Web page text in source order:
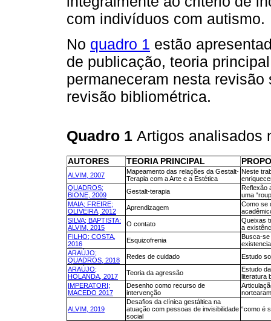
com indivíduos com autismo.
No quadro 1 estão
de publicação, teoria
permaneceram nesta
revisão bibliométrica.
Quadro 1 Artigos analisados
AUTORES TEORIA PRINCIPAL
ALVIM, 2007
Mapeamento das relações da Gestalt-
Terapia com a Arte e a Estética
Neste
QUADROS;
BIONE, 2009
Gestalt-terapia
Reflexão
uma
MAIA; FREIRE;
OLIVEIRA, 2012
Aprendizagem
Como se
SILVA; BAPTISTA:
ALVIM, 2015
O contato
Queixas
a
FILHO; COSTA,
2016
Esquizofrenia
Busca-
ARAÚJO;
QUADROS, 2018
Redes de cuidado
Estudo
ARAÚJO;
HOLANDA, 2017
Teoria da agressão
Estudo
literatura
IMPERATORI;
MACEDO 2017
Desenho como recurso de
intervenção
ALVIM, 2019
Desafios da clínica gestáltica na
atuação com pessoas de invisibilidade
social
“como é